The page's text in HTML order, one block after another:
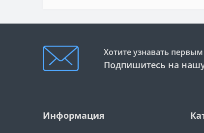
Хотите узнавать
Подпишитесь на
Информация